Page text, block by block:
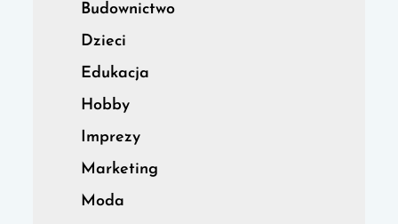
Budownictwo
Dzieci
Edukacja
Hobby
Imprezy
Marketing
Moda